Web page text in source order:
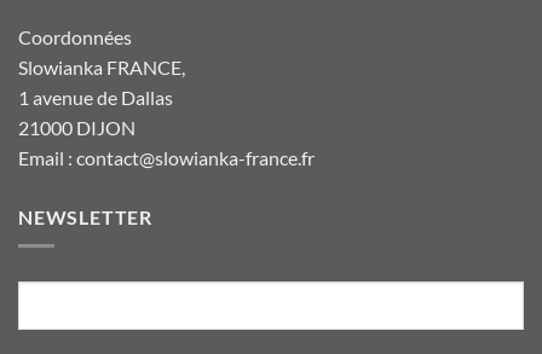
Coordonnées
Slowianka FRANCE,
1 avenue de Dallas
21000 DIJON
Email : contact@slowianka-france.fr
NEWSLETTER
E-